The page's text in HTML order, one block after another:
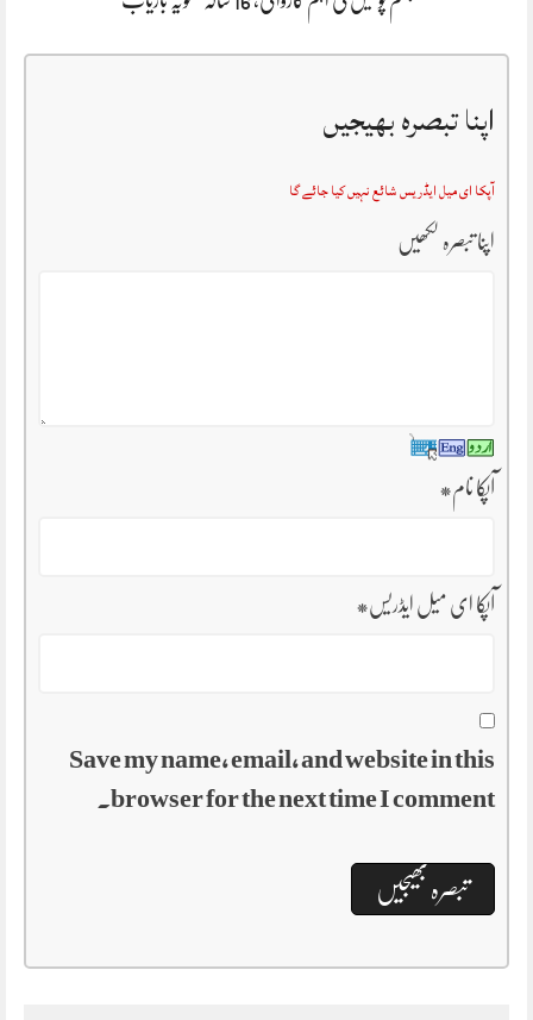
اپنا تبصرہ بھیجیں
آپکا ای میل ایڈریس شائع نہیں کیا جائے گا
اپنا تبصرہ لکھیں
آپکا نام*
آپکا ای میل ایڈریس*
Save my name, email, and website in this
browser for the next time I comment.